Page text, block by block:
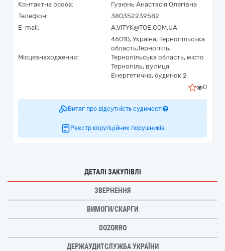
Контактна особа:
Гузюнь Анастасія Олегівна
Телефон:
380352239582
E-mail:
A.VITYK@TOE.COM.UA
Місцезнаходження:
46010, Україна, Тернопільська
область,Тернопіль,
Тернопільська область, місто
Тернопіль, вулиця
Енергетична, будинок 2
0
Витяг про відсутність судимості
Реєстр корупційних порушників
ДЕТАЛІ ЗАКУПІВЛІ
ЗВЕРНЕННЯ
ВИМОГИ/СКАРГИ
DOZORRO
ДЕРЖАУДИТСЛУЖБА УКРАЇНИ